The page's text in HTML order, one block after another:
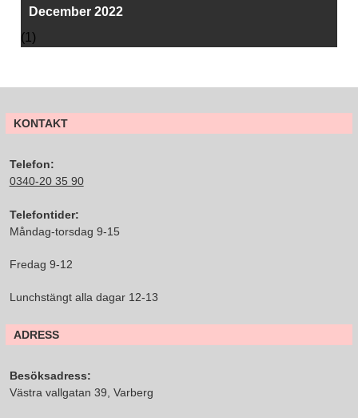
December 2022
(1)
KONTAKT
Telefon:
0340-20 35 90
Telefontider:
Måndag-torsdag 9-15
Fredag 9-12
Lunchstängt alla dagar 12-13
ADRESS
Besöksadress:
Västra vallgatan 39, Varberg